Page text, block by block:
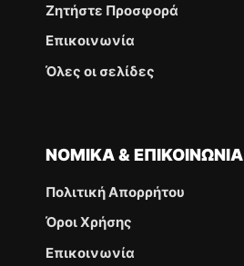
Ζητήστε Προσφορά
Επικοινωνία
Όλες οι σελίδες
ΝΟΜΙΚΆ & ΕΠΙΚΟΙΝΩΝΊΑ
Πολιτική Απορρήτου
Όροι Χρήσης
Επικοινωνία